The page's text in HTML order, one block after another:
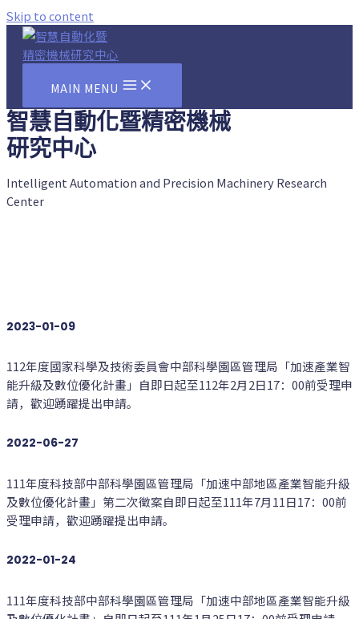
Skip to content
MAIN MENU
智慧自動化暨精密機械
研究中心
Intelligent Automation and Precision Machinery Research
Center
2023-01-09
112年度國家科學及技術委員會中部科學園區管理局「加速產業智
能升級及數位優化計畫」自即日起至112年2月2日17：00前受理申
請，歡迎踴躍提出申請。
2022-06-27
111年度科技部中部科學園區管理局「加速中部地區產業智能升級
及數位優化計畫」第二次徵案自即日起至111年7月11日17：00前
受理申請，歡迎踴躍提出申請。
2022-01-24
111年度科技部中部科學園區管理局「加速中部地區產業智能升級